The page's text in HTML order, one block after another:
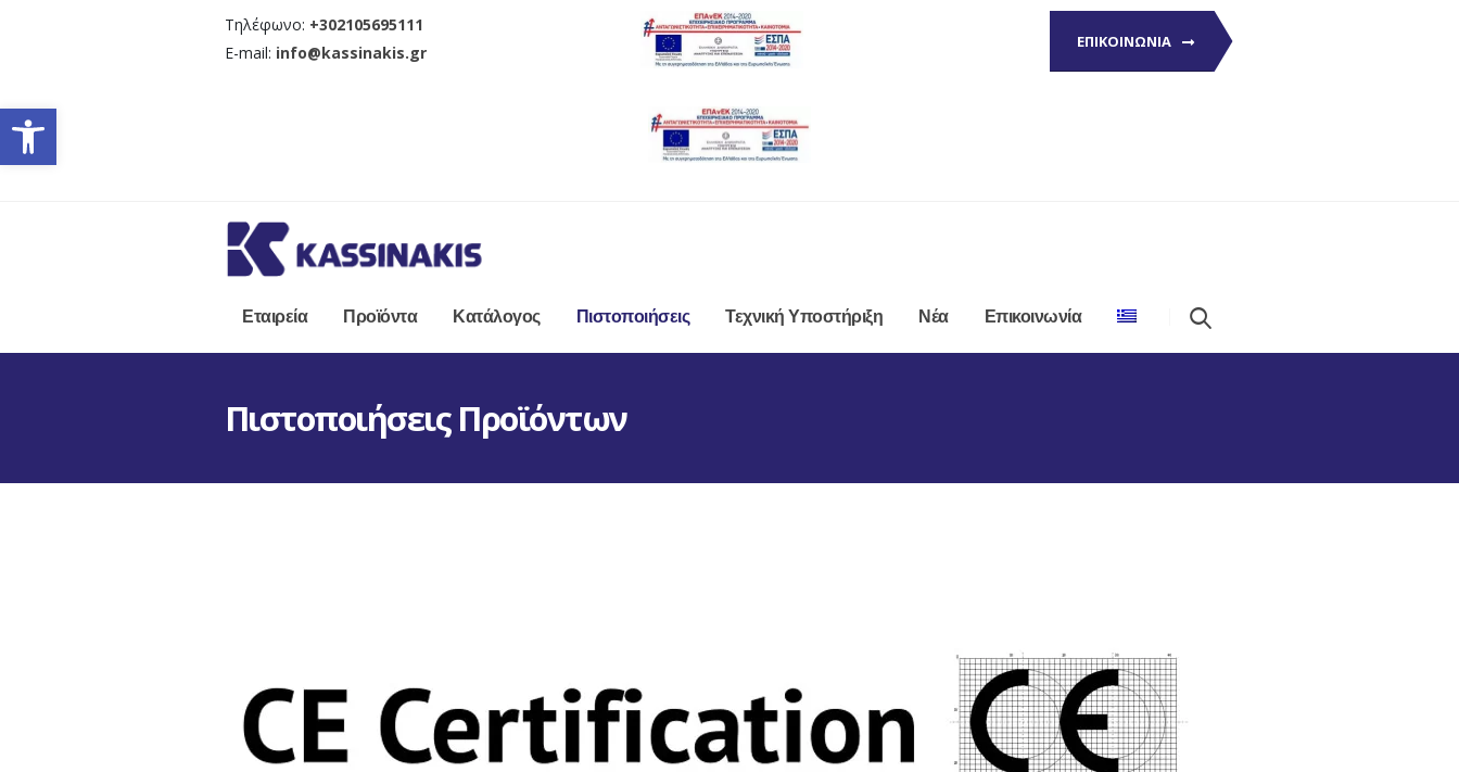
Ανοίξτε τη γραμμή εργαλείων
Τηλέφωνο: +302105695111
E-mail: info@kassinakis.gr
ΕΠΙΚΟΙΝΩΝΙΑ
Εταιρεία Προϊόντα Κατάλογος Πιστοποιήσεις Τεχνική Υποστήριξη Νέα Επικοινωνία
Πιστοποιήσεις Προϊόντων